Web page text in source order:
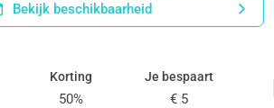
Bekijk beschikbaarheid
Korting
50%
Je bespaart
€ 5